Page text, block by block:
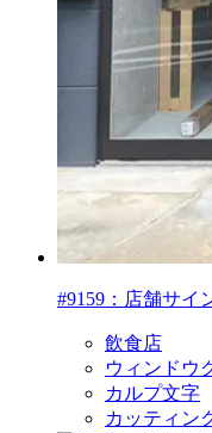
#9159：店舗サイ
飲食店
ウィンドウ
カルプ文字
カッティン